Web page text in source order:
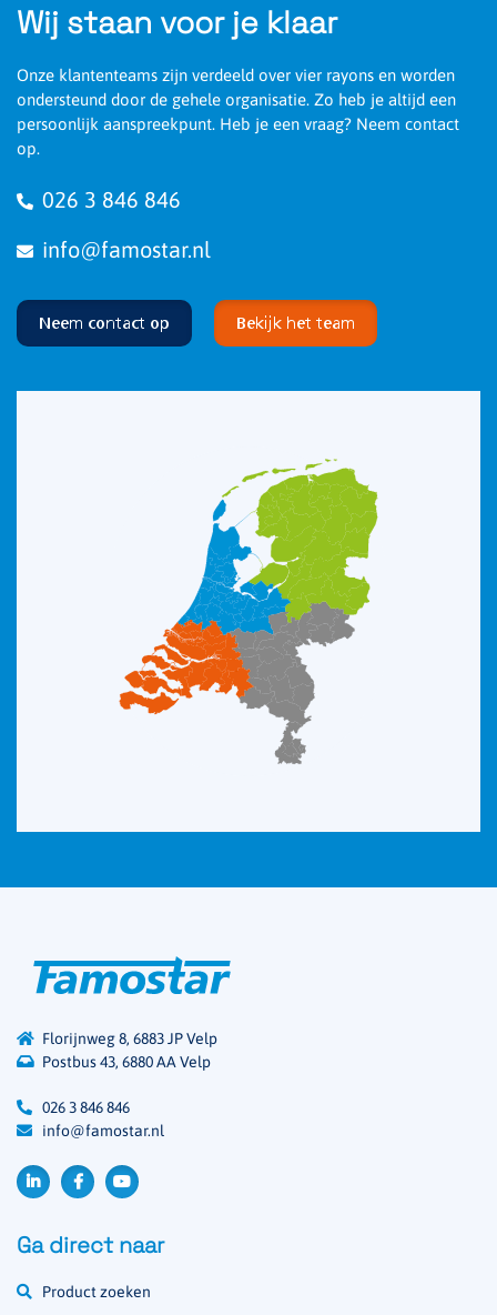
Wij staan voor je klaar
Onze klantenteams zijn verdeeld over vier rayons en worden
ondersteund door de gehele organisatie. Zo heb je altijd een
persoonlijk aanspreekpunt. Heb je een vraag? Neem contact
op.
026 3 846 846
info@famostar.nl
Neem contact op Bekijk het team
Florijnweg 8, 6883 JP Velp
Postbus 43, 6880 AA Velp
026 3 846 846
info@famostar.nl
Ga direct naar
Product zoeken